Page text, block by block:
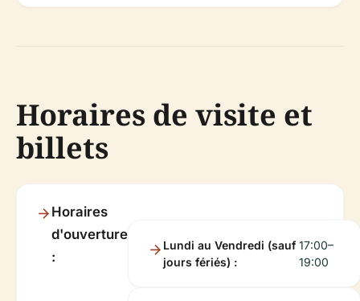
Horaires de visite et
billets
Horaires
d'ouverture
:
Lundi au Vendredi (sauf
jours fériés) :
17:00–
19:00